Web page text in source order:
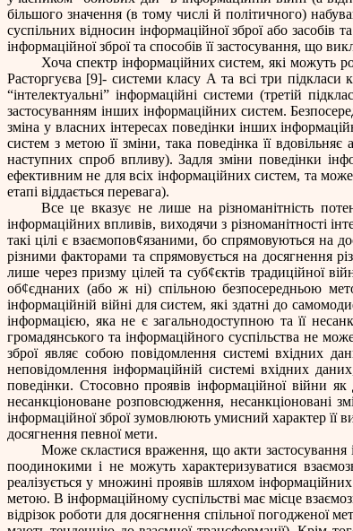
більшого значення (в тому числі й політичного)
суспільних відносин інформаційної зброї або
інформаційної зброї та способів її застосування, що
Хоча спектр інформаційних систем, які можуть
Расторгуєва [9]- системи класу А та всі три
“інтелектуальні” інформаційні системи (третій
застосуванням інших інформаційних систем.
зміна у власних інтересах поведінки інших
систем з метою її зміни, така поведінка її
наступних спроб впливу).Задля зміни поведінки
ефективним не для всіх інформаційних систем, та
етапі віддається перевага).
Все це вказує не лише на різноманітність
інформаційних впливів, виходячи з різноманітності
такі цілі є взаємопов¢язаними, бо спрямовуються на
різними факторами та спрямовується на досягнення
лише через призму цілей та суб¢єктів традиційної
об¢єднаних (або ж ні) спільною безпосередньою
інформаційній війні для систем, які здатні до
інформацією, яка не є загальнодоступною та її
громадянського та інформаційного суспільства не
зброї являє собою повідомлення системі вхідних
неповідомлення інформаційній системі вхідних
поведінки. Стосовно проявів інформаційної війни
несанкціоноване розповсюдження, несанкціоновані
інформаційної зброї зумовлюють умисний характер її
досягнення певної мети.
Може скластися враження, що акти застосування
поодинокими і не можуть характеризуватися
реалізується у множині проявів шляхом
метою. В інформаційному суспільстві має місце
відрізок роботи для досягнення спільної погодженої